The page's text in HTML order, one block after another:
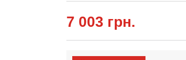
7 003 грн.